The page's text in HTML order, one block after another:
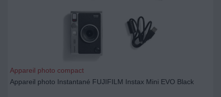
Appareil photo compact
Appareil photo Instantané FUJIFILM Instax Mini EVO Black